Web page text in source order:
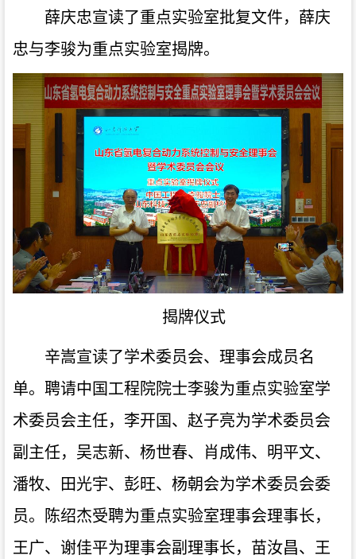
薛庆忠宣读了重点实验室批复文件，薛庆
忠与李骏为重点实验室揭牌。
揭牌仪式
辛嵩宣读了学术委员会、理事会成员名
单。聘请中国工程院院士李骏为重点实验室学
术委员会主任，李开国 、 赵子亮为学术委员会
副 主任，吴志新、 杨世春、 肖成伟、 明平文、
潘牧、 田光宇、 彭旺、 杨朝会为学术委员会委
员。
陈绍杰受聘为重点实验室理事会理事长，
王广、 谢佳平为理事会副 理事长，苗汝昌、 王